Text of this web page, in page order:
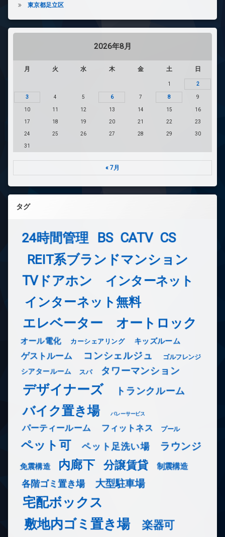
東京都足立区
2026年8月
月 火 水 木 金 土 日
1 2
3 4 5 6 7 8 9
10 11 12 13 14 15 16
17 18 19 20 21 22 23
24 25 26 27 28 29 30
31
« 7月
タグ
24時間管理 BS CATV CS
REIT系ブランドマンション
TVドアホン インターネット
インターネット無料
エレベーター オートロック
オール電化 カーシェアリング キッズルーム
ゲストルーム コンシェルジュ ゴルフレンジ
シアタールーム スパ タワーマンション
デザイナーズ トランクルーム
バイク置き場 バレーサービス
パーティールーム フィットネス プール
ペット可 ペット足洗い場 ラウンジ
免震構造 内廊下 分譲賃貸 制震構造
各階ゴミ置き場 大型駐車場
宅配ボックス
敷地内ゴミ置き場
楽器可